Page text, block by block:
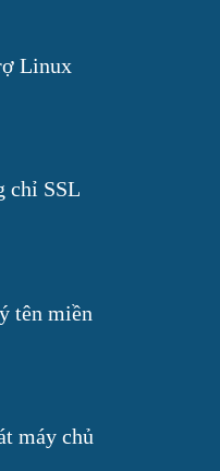
Linux
chỉ SSL
tên miền
máy chủ